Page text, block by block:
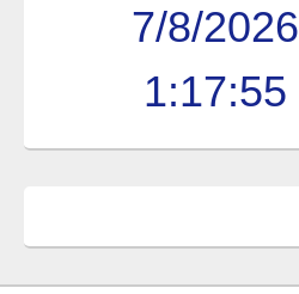
7/8/2026
1:17:56